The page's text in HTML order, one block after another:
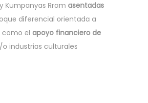
Kumpanyas Rrom asentadas
diferencial orientada a
como el apoyo financiero de
industrias culturales